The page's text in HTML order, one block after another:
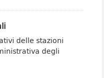
delle stazioni
degli